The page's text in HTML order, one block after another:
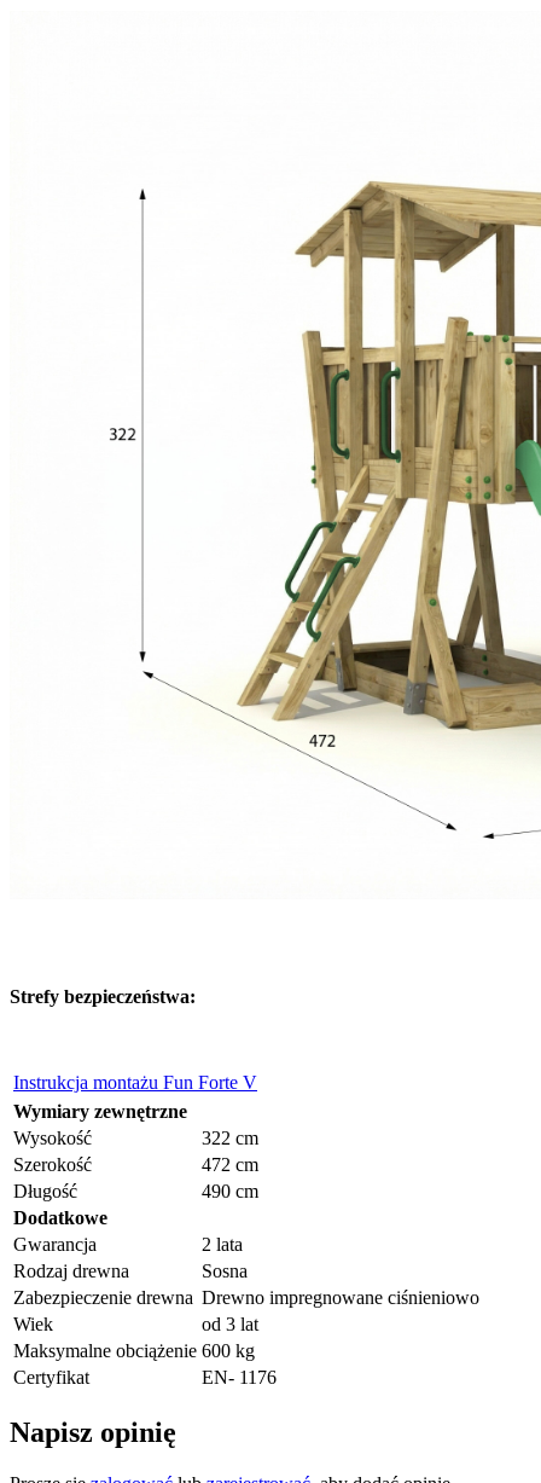
Strefy bezpieczeństwa:
Instrukcja montażu Fun Forte V
Wymiary zewnętrzne
Wysokość
322 cm
Szerokość
472 cm
Długość
490 cm
Dodatkowe
Gwarancja
2 lata
Rodzaj drewna
Sosna
Zabezpieczenie drewna Drewno impregnowane ciśnieniowo
Wiek
od 3 lat
Maksymalne obciążenie 600 kg
Certyfikat
EN- 1176
Napisz opinię